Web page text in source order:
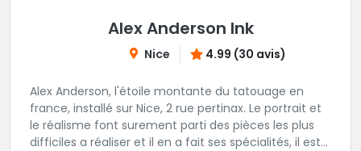
Alex Anderson Ink
Nice 4.99 (30 avis)
Alex Anderson, l'étoile montante du tatouage en
france, installé sur Nice, 2 rue pertinax. Le portrait et
le réalisme font surement parti des pièces les plus
difficiles a réaliser et il en a fait ses spécialités, il est